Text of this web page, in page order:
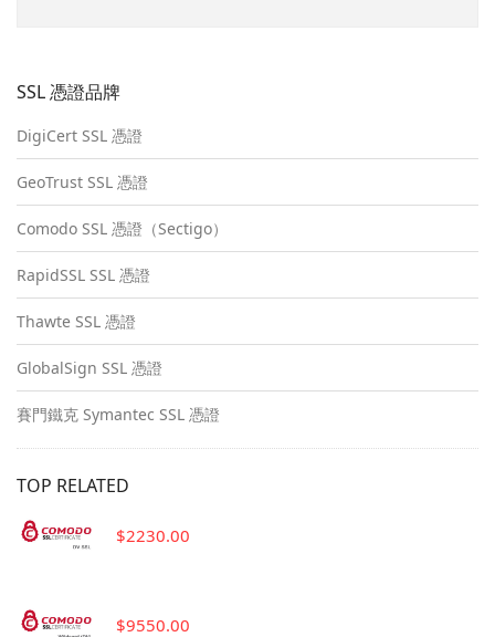
SSL 憑證品牌
DigiCert SSL 憑證
GeoTrust SSL 憑證
Comodo SSL 憑證（Sectigo）
RapidSSL SSL 憑證
Thawte SSL 憑證
GlobalSign SSL 憑證
賽門鐵克 Symantec SSL 憑證
TOP RELATED
$2230.00
$9550.00